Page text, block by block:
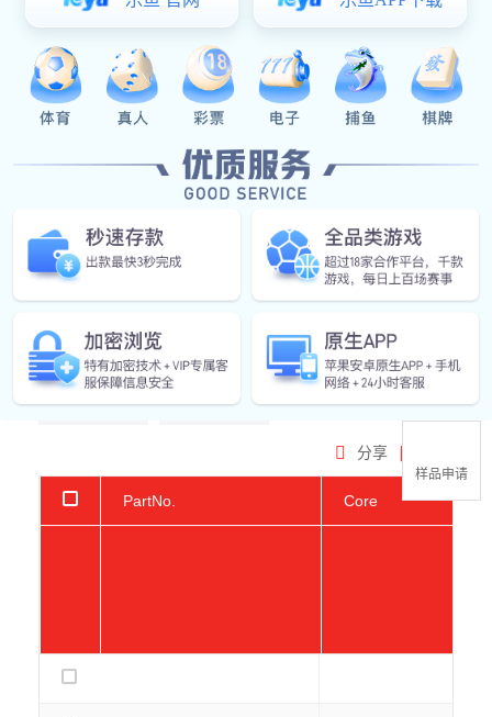
联系电话
样品申请
产品概述
ARM CHINA® STAR-MC1内核的产品，并集成了丰富的连接接口与
大容量片上存储资源，其满足绝大多数复杂场景应用需求。
矩阵图
产品选型
比较 导出
分享
PartNo. Core